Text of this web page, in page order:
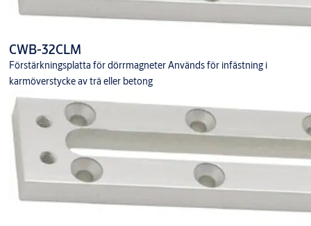
CWB-32CLM
Förstärkningsplatta för dörrmagneter Används för infästning i
karmöverstycke av trä eller betong